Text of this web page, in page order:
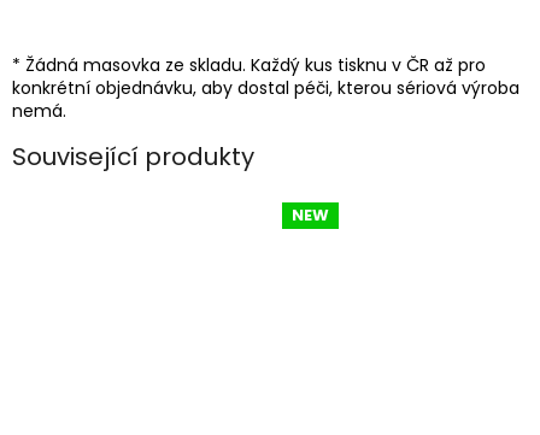
* Žádná masovka ze skladu. Každý kus tisknu v ČR až pro
konkrétní objednávku, aby dostal péči, kterou sériová výroba
nemá.
Související produkty
NEW